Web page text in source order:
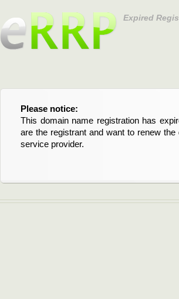
Expired
Please notice:
This domain name registration has
are the registrant and want to renew
service provider.
Bitte beachten Sie:
Diese Domainregistrierung ist
Domain stehen an. Wenn Sie der
verlängern möchten, kontaktieren Sie